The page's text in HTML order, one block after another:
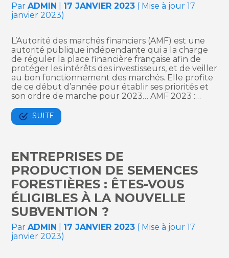
ParADMIN 17 JANVIER 2023 ( Mise à jour 17
janvier 2023)
L’Autorité des marchés financiers (AMF) est une
autorité publique indépendante qui a la charge
de réguler la place financière française afin de
protéger les intérêts des investisseurs, et de veiller
au bon fonctionnement des marchés. Elle profite
de ce début d’année pour établir ses priorités et
son ordre de marche pour 2023… AMF 2023 :…
SUITE
ENTREPRISES DE
PRODUCTION DE SEMENCES
FORESTIÈRES : ÊTES-VOUS
ÉLIGIBLES À LA NOUVELLE
SUBVENTION ?
ParADMIN 17 JANVIER 2023 ( Mise à jour 17
janvier 2023)